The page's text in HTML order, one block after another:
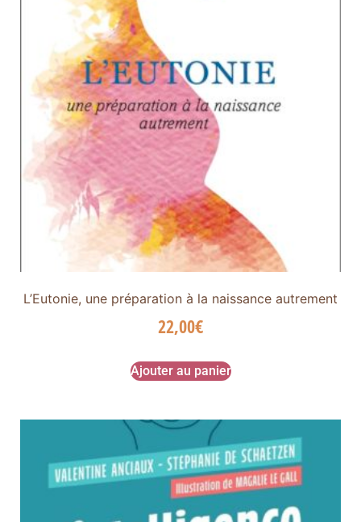
L’Eutonie, une préparation à la naissance autrement
22,00€
Ajouter au panier